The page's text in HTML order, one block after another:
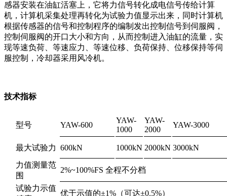
感器安装在油缸活塞上，它将力信号转化成电信号传给计算
机，计算机采集处理再转化为试验力值显示出来，同时计算机
根据传感器的信号和控制程序的编制发出控制信号到伺服阀，
控制伺服阀的开口大小和方向，从而控制进入油缸的流量，实
现等速负荷、等速应力、等速位移、负荷保持、位移保持等伺
服控制，冷却器采用风冷机。
技术指标
型号 YAW-600
YAW-
1000
YAW-
2000
YAW-3000
最大试验力 600kN 1000kN 2000kN 3000kN
力值测量范
围
2%~100%FS 全程不分档
试验力示值
优于示值的±1%（可达±0.5%）